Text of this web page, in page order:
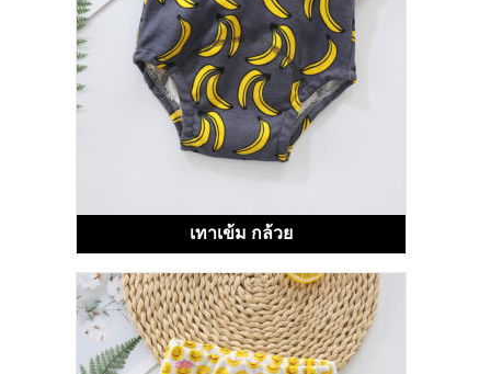
เทาเข้ม กล้วย